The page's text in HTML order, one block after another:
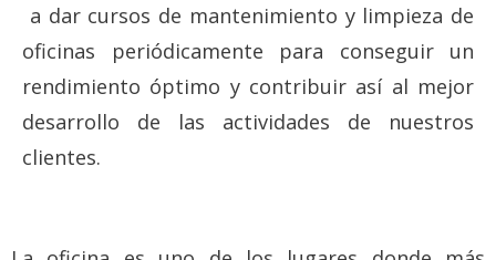
a dar cursos de mantenimiento y limpieza de
oficinas periódicamente para conseguir un
rendimiento óptimo y contribuir así al mejor
desarrollo de las actividades de nuestros
clientes.